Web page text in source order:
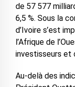
de 57 577
6,5 %. Sous la
d’Ivoire s’est
l’Afrique de
investisseurs et
Au-delà des